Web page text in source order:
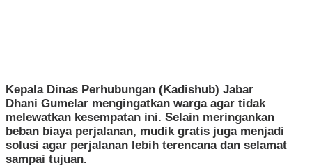
Kepala Dinas Perhubungan (Kadishub) Jabar
Dhani Gumelar mengingatkan warga agar tidak
melewatkan kesempatan ini. Selain meringankan
beban biaya perjalanan, mudik gratis juga menjadi
solusi agar perjalanan lebih terencana dan selamat
sampai tujuan.